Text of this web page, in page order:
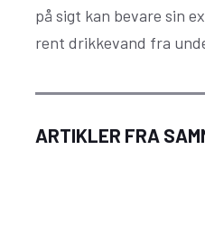
på sigt kan bevare sin
rent drikkevand fra
ARTIKLER FRA
Mørkt, stille og
døgnvagt